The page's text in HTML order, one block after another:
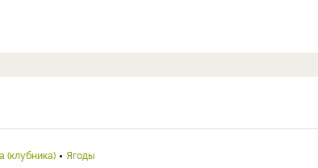
(клубника) Ягоды